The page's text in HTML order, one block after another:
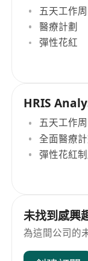
五天工作周
醫療計劃
彈性花紅
HRIS
五天工作
全面醫療
彈性花紅
未找到感興
為這間公司的